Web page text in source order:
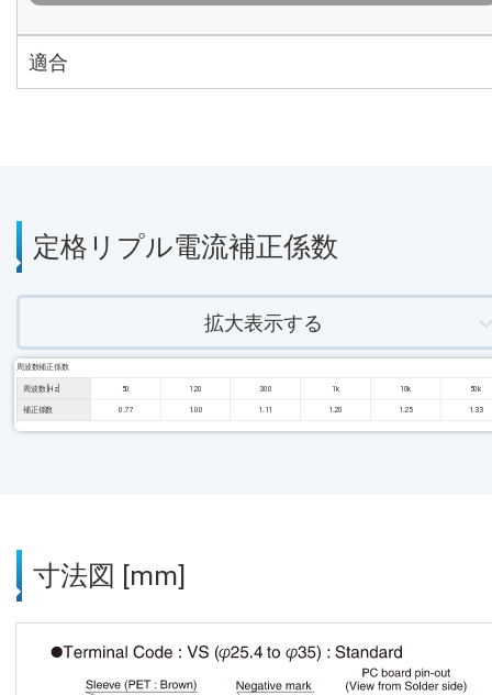
適合
定格リプル電流補正係数
拡大表示する
周波数補正係数
周波数 [Hz] 50 120 300 1k 10k 50k
補正係数 0.77 1.00 1.11 1.20 1.25 1.33
寸法図 [mm]